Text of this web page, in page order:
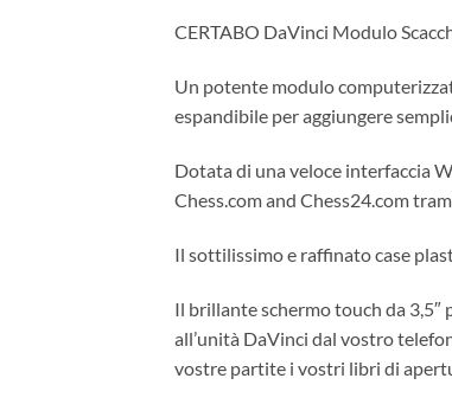
CERTABO DaVinci Modulo
Un potente modulo
espandibile per aggiungere
Dotata di una veloce interfaccia
Chess.com and Chess24.com
Il sottilissimo e raffinato case
Il brillante schermo touch da
all’unità DaVinci dal vostro
vostre partite i vostri libri di